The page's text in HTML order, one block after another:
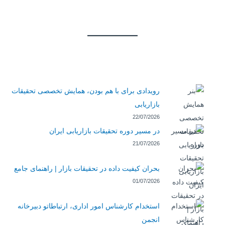
رویدادی برای با هم بودن، همایش تخصصی تحقیقات
بازاریابی
22/07/2026
در مسیر دوره تحقیقات بازاریابی ایران
21/07/2026
بحران کیفیت داده در تحقیقات بازار | راهنمای جامع
01/07/2026
استخدام کارشناس امور اداری، ارتباطاتو دبیرخانه
انجمن